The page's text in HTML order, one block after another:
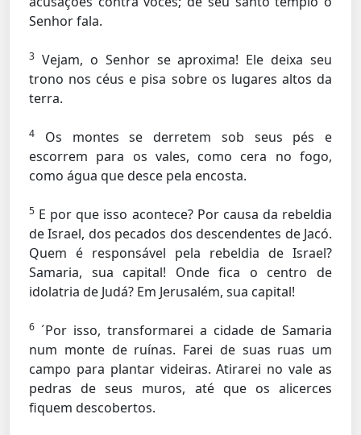
Senhor fala.
3 Vejam, o Senhor se aproxima! Ele deixa seu
trono nos céus e pisa sobre os lugares altos da
terra.
4
Os montes se derretem sob seus pés e
escorrem para os vales, como cera no fogo,
como água que desce pela encosta.
5 E por que isso acontece? Por causa da rebeldia
de Israel, dos pecados dos descendentes de Jacó.
Quem é responsável pela rebeldia de Israel?
Samaria, sua capital! Onde fica o centro de
idolatria de Judá? Em Jerusalém, sua capital!
6 ´Por isso, transformarei a cidade de Samaria
num monte de ruínas. Farei de suas ruas um
campo para plantar videiras. Atirarei no vale as
pedras de seus muros, até que os alicerces
fiquem descobertos.